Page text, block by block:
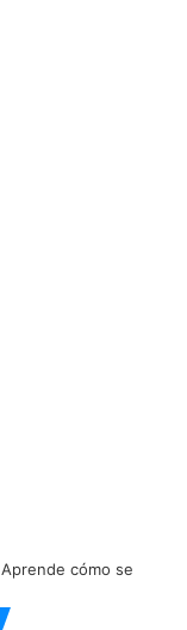
Aprende cómo se